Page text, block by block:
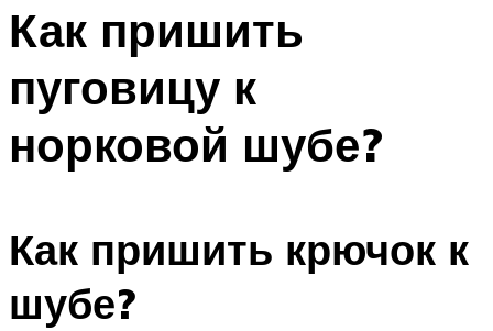
Как пришить
пуговицу к
норковой шубе?
Как пришить крючок к
шубе?